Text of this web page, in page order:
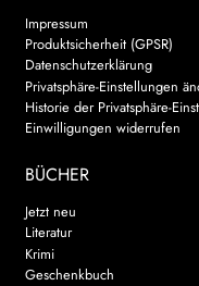
Impressum
Produktsicherheit (GPSR)
Datenschutzerklärung
Privatsphäre-Einstellungen
Historie der Privatsphäre-
Einwilligungen widerrufen
BÜCHER
Jetzt neu
Literatur
Krimi
Geschenkbuch